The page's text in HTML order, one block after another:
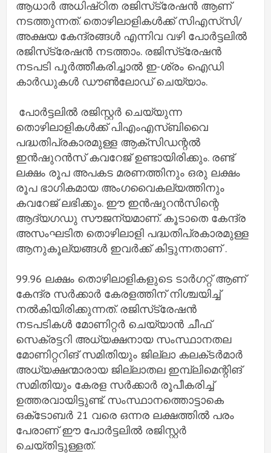
ആധാർ അധിഷ്‌ഠിത രജിസ്‌‌ട്രേഷൻ ആണ്
നടത്തുന്നത്. തൊഴിലാളികൾക്ക് സിഎസ്‌സി/
അക്ഷയ കേന്ദ്രങ്ങൾ എന്നിവ വഴി പോർട്ടലിൽ
രജിസ്‌ട്രേഷൻ നടത്താം. രജിസ്‌ട്രേഷൻ
നടപടി പൂർത്തീകരിച്ചാൽ ഇ-ശ്രം ഐഡി
കാർഡുകൾ ഡൗൺലോഡ് ചെയ്യാം.
പോർട്ടലിൽ രജിസ്റ്റർ ചെയ്യുന്ന
തൊഴിലാളികൾക്ക് പിഎംഎസ്‌ബിവൈ
പദ്ധതിപ്രകാരമുള്ള ആക്‌സിഡന്റൽ
ഇൻഷുറൻസ് കവറേജ് ഉണ്ടായിരിക്കും. രണ്ട്
ലക്ഷം രൂപ അപകട മരണത്തിനും ഒരു ലക്ഷം
രൂപ ഭാഗികമായ അംഗവൈകല്യത്തിനും
കവറേജ് ലഭിക്കും. ഈ ഇൻഷുറൻസിന്റെ
ആദ്യഗഡു സൗജന്യമാണ്. കൂടാതെ കേന്ദ്ര
അസംഘടിത തൊഴിലാളി പദ്ധതിപ്രകാരമുള്ള
ആനുകൂല്യങ്ങൾ ഇവർക്ക് കിട്ടുന്നതാണ് .
99.96 ലക്ഷം തൊഴിലാളികളുടെ ടാർഗറ്റ് ആണ്
കേന്ദ്ര സർക്കാർ കേരളത്തിന് നിശ്ചയിച്ച്
നൽകിയിരിക്കുന്നത്. രജിസ്‌ട്രേഷൻ
നടപടികൾ മോണിറ്റർ ചെയ്യാൻ ചീഫ്
സെക്രട്ടറി അധ്യക്ഷനായ സംസ്ഥാനതല
മോണിറ്ററിങ്‌ സമിതിയും ജില്ലാ കലക്‌ടർമാർ
അധ്യക്ഷന്മാരായ ജില്ലാതല ഇമ്പ്ലിമെന്റിങ്
സമിതിയും കേരള സർക്കാർ രൂപീകരിച്ച്
ഉത്തരവായിട്ടുണ്ട്. സംസ്ഥാനത്തൊട്ടാകെ
ഒക്‌ടോബർ 21 വരെ ഒന്നര ലക്ഷത്തിൽ പരം
പേരാണ് ഈ പോർട്ടലിൽ രജിസ്റ്റർ
ചെയ്‌തിട്ടുള്ളത്.